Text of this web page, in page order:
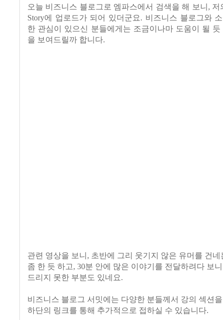
오늘 비즈니스 블로그로 엠파스에서 검색을 해 보니, 저
Story에 업로드가 되어 있더군요. 비즈니스 블로그와
한 관심이 있으신 분들에게는 조금이나마 도움이 될
을 보여드릴까 합니다.
관련 영상을 보니, 초반에 그리 웃기지 않은 유머를 건
좀 한 듯 하고, 30분 안에 많은 이야기를 전달하려다 보
드리지 못한 부분도 있네요.
비즈니스 블로그 서밋에는 다양한 분들께서 강의 섹션
하단의 링크를 통해 추가적으로 접하실 수 있습니다.